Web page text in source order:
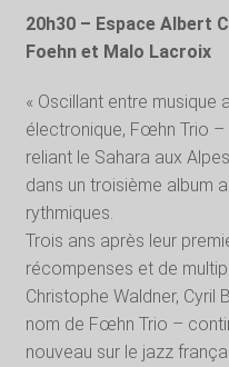
20h30 – Espace Albert
Foehn et Malo Lacroix
« Oscillant entre musique
électronique, Fœhn Trio
reliant le Sahara aux
dans un troisième album
rythmiques.
Trois ans après leur
récompenses et de
Christophe Waldner, Cyril
nom de Fœhn Trio –
nouveau sur le jazz